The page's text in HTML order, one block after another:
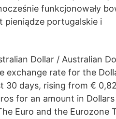
funkcjonowały
pieniądze portugalskie i
Dollar / Australian
exchange rate for the
30 days, rising from €
for an amount in
Euro and the Eurozone